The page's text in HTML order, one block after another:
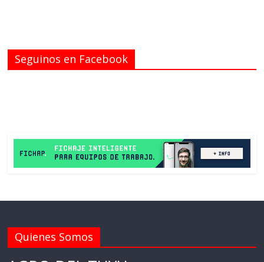
Seguinos en Facebook
Quienes Somos